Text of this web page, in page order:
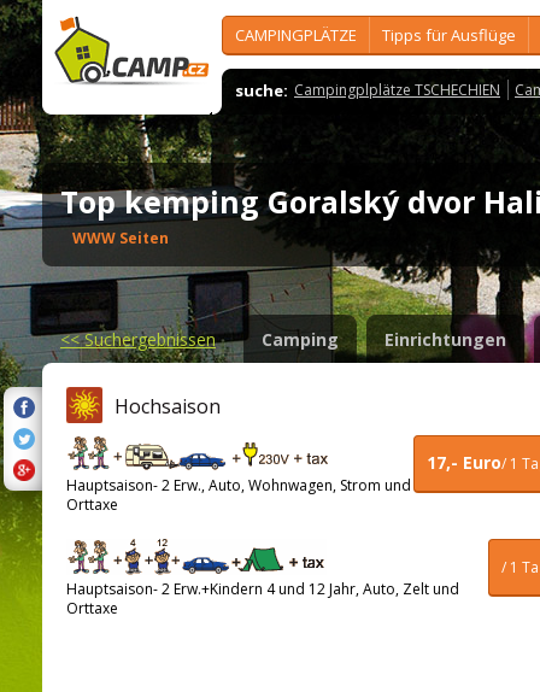
CAMPINGPLÄTZE Tipps für Ausflüge
suche: Campingplplätze TSCHECHIEN
Top kemping Goralský dvor
WWW Seiten
<<Suchergebnissen Camping Einrichtungen
Hochsaison
17,- Euro/ 1
Hauptsaison- 2 Erw., Auto, Wohnwagen, Strom und
Orttaxe
/ 1
Hauptsaison- 2 Erw.+Kindern 4 und 12 Jahr, Auto, Zelt und
Orttaxe